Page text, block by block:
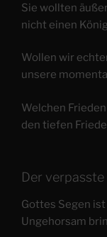
Sie wollten
nicht einen
Wollen wir
unsere
Welchen
den tiefen
Der verpasste
Gottes Segen
Ungehorsam